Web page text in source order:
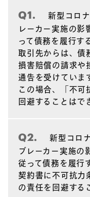
であり、かつ
ある場合
（b） 上記(1)
体または関連す
Q1.
新型コロ
レーカー実施の影
って債務を履行す
取引先からは、債
損害賠償の請求や
通告を受けていま
この場合、「不可
回避することはで
Q2.
新型コロ
ブレーカー実施の
従って債務を履行
契約書に不可抗力
の責任を回避する